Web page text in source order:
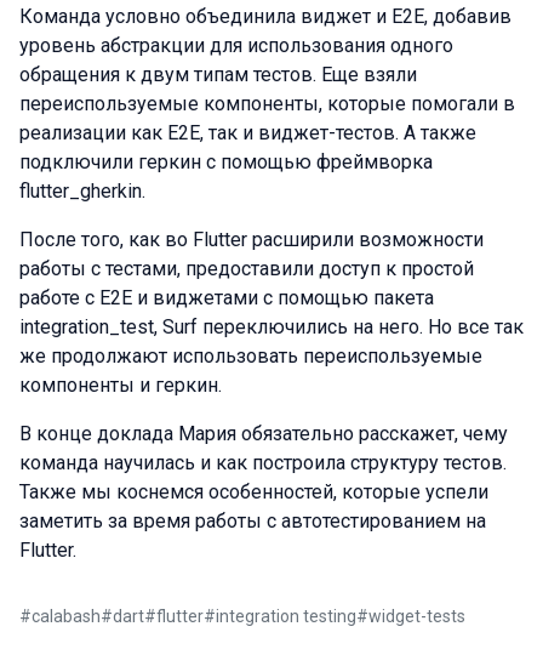
Команда условно объединила виджет и E2E, добавив
уровень абстракции для использования одного
обращения к двум типам тестов. Еще взяли
переиспользуемые компоненты, которые помогали в
реализации как E2E, так и виджет-тестов. А также
подключили геркин с помощью фреймворка
flutter_gherkin.
После того, как во Flutter расширили возможности
работы с тестами, предоставили доступ к простой
работе с E2E и виджетами с помощью пакета
integration_test, Surf переключились на него. Но все так
же продолжают использовать переиспользуемые
компоненты и геркин.
В конце доклада Мария обязательно расскажет, чему
команда научилась и как построила структуру тестов.
Также мы коснемся особенностей, которые успели
заметить за время работы с автотестированием на
Flutter.
#calabash#dart#flutter#integration testing#widget-tests